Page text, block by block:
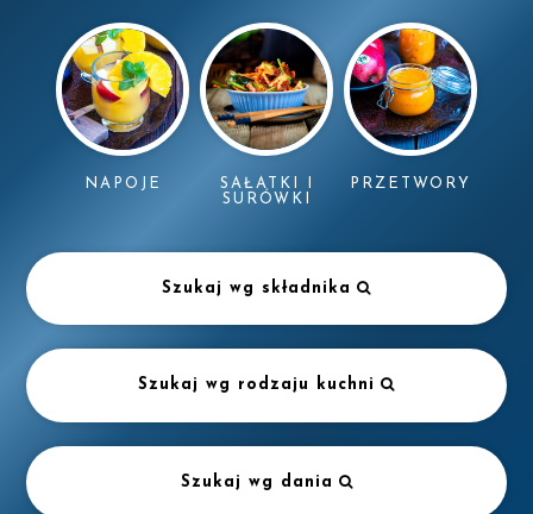
NAPOJE
SAŁATKI I
SURÓWKI
PRZETWORY
Szukaj wg składnika
Szukaj wg rodzaju kuchni
Szukaj wg dania